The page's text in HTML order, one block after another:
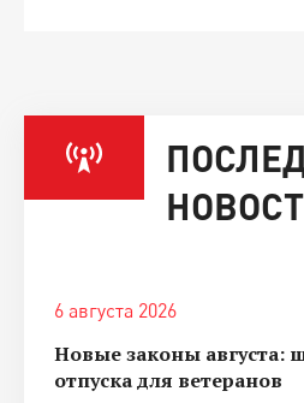
6 августа 2026
Новые законы августа:
отпуска для ветеранов